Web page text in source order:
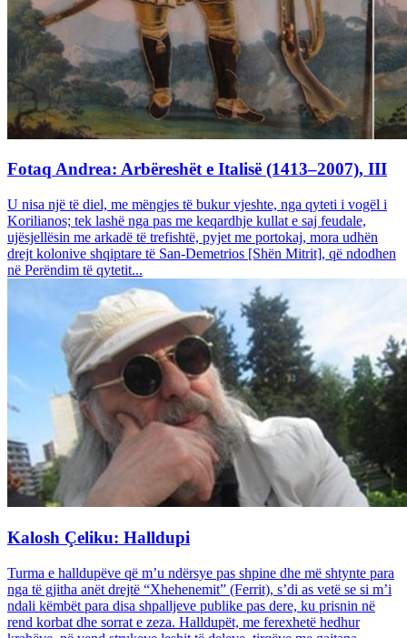
Fotaq Andrea: Arbëreshët e Italisë (1413–2007), III
U nisa një të diel, me mëngjes të bukur vjeshte, nga qyteti i vogël i
Korilianos; tek lashë nga pas me keqardhje kullat e saj feudale,
ujësjellësin me arkadë të trefishtë, pyjet me portokaj, mora udhën
drejt kolonive shqiptare të San-Demetrios [Shën Mitrit], që ndodhen
në Perëndim të qytetit...
Kalosh Çeliku: Halldupi
Turma e halldupëve që m’u ndërsye pas shpine dhe më shtynte para
nga të gjitha anët drejtë “Xhehenemit” (Ferrit), s’di as vetë se si m’i
ndali këmbët para disa shpalljeve publike pas dere, ku prisnin në
rend korbat dhe sorrat e zeza. Halldupët, me ferexhetë hedhur